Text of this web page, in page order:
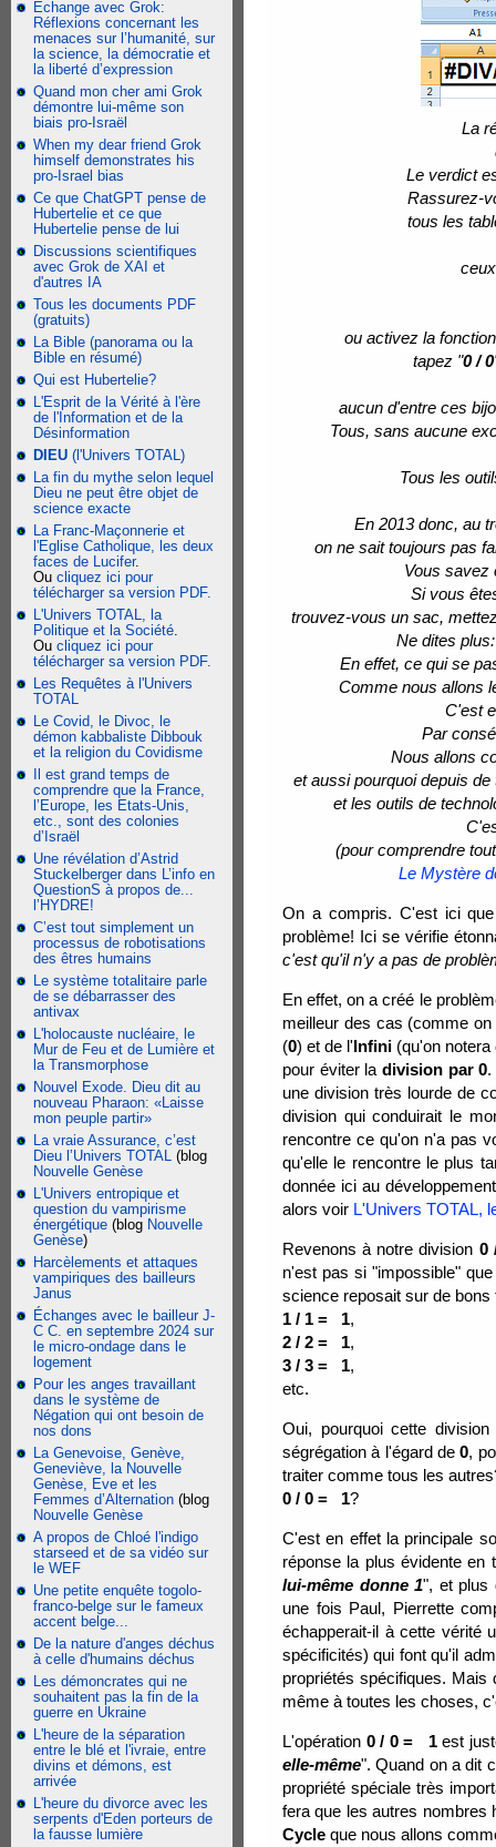
Échange avec Grok:
Réflexions concernant les
menaces sur l’humanité, sur
la science, la démocratie et
la liberté d’expression
Quand mon cher ami Grok
démontre lui-même son
biais pro-Israël
When my dear friend Grok
himself demonstrates his
pro-Israel bias
Ce que ChatGPT pense de
Hubertelie et ce que
Hubertelie pense de lui
Discussions scientifiques
avec Grok de XAI et
d'autres IA
Tous les documents PDF
(gratuits)
La Bible (panorama ou la
Bible en résumé)
Qui est Hubertelie?
L'Esprit de la Vérité à l'ère
de l'Information et de la
Désinformation
DIEU (l'Univers TOTAL)
La fin du mythe selon lequel
Dieu ne peut être objet de
science exacte
La Franc-Maçonnerie et
l'Eglise Catholique, les deux
faces de Lucifer.
Ou cliquez ici pour
télécharger sa version PDF.
L'Univers TOTAL, la
Politique et la Société.
Ou cliquez ici pour
télécharger sa version PDF.
Les Requêtes à l'Univers
TOTAL
Le Covid, le Divoc, le
démon kabbaliste Dibbouk
et la religion du Covidisme
Il est grand temps de
comprendre que la France,
l’Europe, les Etats-Unis,
etc., sont des colonies
d’Israël
Une révélation d’Astrid
Stuckelberger dans L’info en
QuestionS à propos de...
l’HYDRE!
C’est tout simplement un
processus de robotisations
des êtres humains
Le système totalitaire parle
de se débarrasser des
antivax
L'holocauste nucléaire, le
Mur de Feu et de Lumière et
la Transmorphose
Nouvel Exode. Dieu dit au
nouveau Pharaon: «Laisse
mon peuple partir»
La vraie Assurance, c’est
Dieu l’Univers TOTAL (blog
Nouvelle Genèse
L'Univers entropique et
question du vampirisme
énergétique (blog Nouvelle
Genèse)
Harcèlements et attaques
vampiriques des bailleurs
Janus
Échanges avec le bailleur J-
C C. en septembre 2024 sur
le micro-ondage dans le
logement
Pour les anges travaillant
dans le système de
Négation qui ont besoin de
nos dons
La Genevoise, Genève,
Geneviève, la Nouvelle
Genèse, Eve et les
Femmes d’Alternation (blog
Nouvelle Genèse
A propos de Chloé l'indigo
starseed et de sa vidéo sur
le WEF
Une petite enquête togolo-
franco-belge sur le fameux
accent belge...
De la nature d'anges déchus
à celle d'humains déchus
Les démoncrates qui ne
souhaitent pas la fin de la
guerre en Ukraine
L'heure de la séparation
entre le blé et l'ivraie, entre
divins et démons, est
arrivée
L'heure du divorce avec les
serpents d'Eden porteurs de
la fausse lumière
La
Le verdict
Rassurez-
tous les
ou activez la
tapez "0 / 0
aucun d'entre ces
Tous, sans aucune
Tous les
En 2013 donc, au
on ne sait toujours pas
Vous savez
Si vous
trouvez-vous un sac,
Ne dites
En effet, ce qui se
Comme nous allons
C'est
Par
Nous allons
et aussi pourquoi depuis
et les outils de
(pour comprendre
Le Mystère
On a compris. C'est ici
problème! Ici se vérifie
c'est qu'il n'y a pas de
En effet, on a créé le
meilleur des cas (comme
(0) et de l'Infini (qu'on notera
pour éviter la division par 0.
une division très lourde de
division qui conduirait le
rencontre ce qu'on n'a pas
qu'elle le rencontre le plus
donnée ici au
alors voir L'Univers TOTAL,
Revenons à notre division 0
n'est pas si "impossible"
science reposait sur de
1 / 1 = 1,
2 / 2 = 1,
3 / 3 = 1,
etc.
Oui, pourquoi cette
ségrégation à l'égard de0,
traiter comme tous les
0 / 0 = 1?
C'est en effet la principale
réponse la plus évidente
lui-même donne 1", et plus
une fois Paul, Pierrette
échapperait-il à cette vérité
spécificités) qui font qu'il
propriétés spécifiques.
même à toutes les choses,
L'opération 0 / 0 = 1est
elle-même". Quand on a dit
propriété spéciale très
fera que les autres nombres
Cycle que nous allons